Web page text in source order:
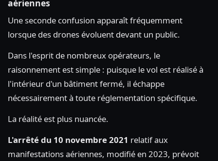
aériennes
Une seconde confusion apparaît fréquemment
lorsque des drones évoluent devant un public.
Dans l'esprit de nombreux opérateurs, le
raisonnement est simple : puisque le vol est réalisé à
l'intérieur d'un bâtiment fermé, il échappe
nécessairement à toute réglementation spécifique.
La réalité est plus nuancée.
L'arrêté du 10 novembre 2021 relatif aux
manifestations aériennes, modifié en 2023, prévoit